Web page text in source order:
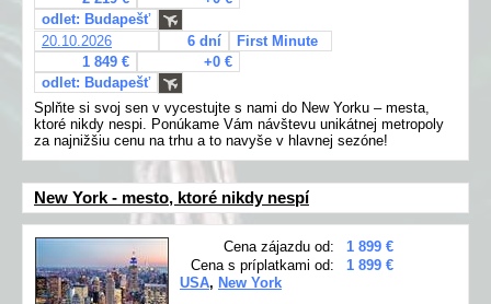
odlet: Budapešť
20.10.2026
6 dní
First Minute
1 849 €
+0 €
odlet: Budapešť
Splňte si svoj sen v vycestujte s nami do New Yorku – mesta,
ktoré nikdy nespi. Ponúkame Vám návštevu unikátnej metropoly
za najnižšiu cenu na trhu a to navyše v hlavnej sezóne!
New York - mesto, ktoré nikdy nespí
Cena zájazdu od:
1 899 €
Cena s príplatkami od:
1 899 €
USA, New York